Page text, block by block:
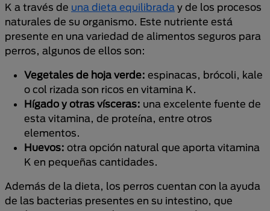
K a través de una dieta equilibrada y de los procesos
naturales de su organismo. Este nutriente está
presente en una variedad de alimentos seguros para
perros, algunos de ellos son:
Vegetales de hoja verde: espinacas, brócoli, kale
o col rizada son ricos en vitamina K.
Hígado y otras vísceras: una excelente fuente de
esta vitamina, de proteína, entre otros
elementos.
Huevos: otra opción natural que aporta vitamina
K en pequeñas cantidades.
Además de la dieta, los perros cuentan con la ayuda
de las bacterias presentes en su intestino, que